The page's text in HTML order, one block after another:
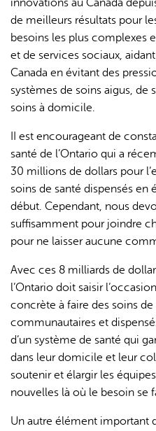
innovations au Canada
de meilleurs résultats pour
besoins les plus complexes
et de services sociaux,
Canada en évitant des
systèmes de soins aigus, de
soins à domicile.
II est encourageant de
santé de l’Ontario qui a
30 millions de dollars pour
soins de santé dispensés en
début. Cependant, nous
suffisamment pour joindre
pour ne laisser aucune
Avec ces 8 milliards de
l’Ontario doit saisir
concrète à faire des soins
communautaires et
d’un système de santé qui
dans leur domicile et leur
soutenir et élargir les
nouvelles là où le besoin se
Un autre élément important